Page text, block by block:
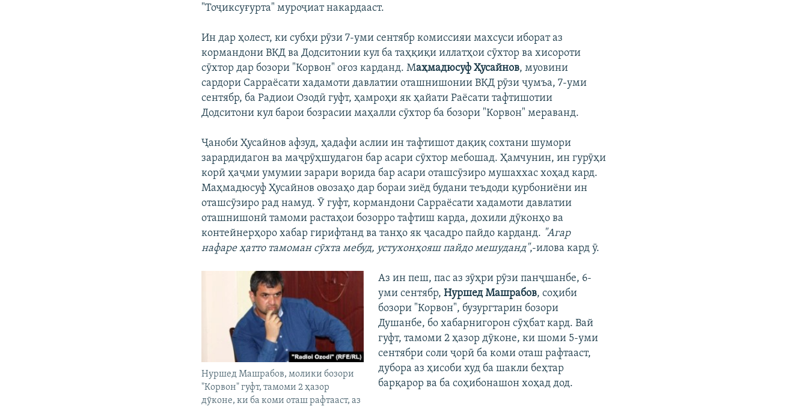
"Тоҷиксуғурта" муроҷиат накардааст.
Ин дар ҳолест, ки субҳи рӯзи 7-уми сентябр комиссияи махсуси иборат аз
кормандони ВКД ва Додситонии кул ба таҳқиқи иллатҳои сӯхтор ва хисороти
сӯхтор дар бозори "Корвон" оғоз карданд. Маҳмадюсуф Ҳусайнов, муовини
сардори Сарраёсати хадамоти давлатии оташнишонии ВКД рӯзи ҷумъа, 7-уми
сентябр, ба Радиои Озодӣ гуфт, ҳамроҳи як ҳайати Раёсати тафтишотии
Додситони кул барои бозрасии маҳалли сӯхтор ба бозори "Корвон" мераванд.
Ҷаноби Ҳусайнов афзуд, ҳадафи аслии ин тафтишот дақиқ сохтани шумори
зарардидагон ва маҷрӯҳшудагон бар асари сӯхтор мебошад. Ҳамчунин, ин гурӯҳи
корӣ ҳаҷми умумии зарари ворида бар асари оташсӯзиро мушаххас хоҳад кард.
Маҳмадюсуф Ҳусайнов овозаҳо дар бораи зиёд будани теъдоди қурбониёни ин
оташсӯзиро рад намуд. Ӯ гуфт, кормандони Сарраёсати хадамоти давлатии
оташнишонӣ тамоми растаҳои бозорро тафтиш карда, дохили дӯконҳо ва
контейнерҳоро хабар гирифтанд ва танҳо як ҷасадро пайдо карданд. "Агар
нафаре ҳатто тамоман сӯхта мебуд, устухонҳояш пайдо мешуданд",-илова кард ӯ.
Нуршед Машрабов, молики бозори
"Корвон" гуфт, тамоми 2 ҳазор
дӯконе, ки ба коми оташ рафтааст, аз
Аз ин пеш, пас аз зӯҳри рӯзи панҷшанбе, 6-
уми сентябр, Нуршед Машрабов, соҳиби
бозори "Корвон", бузургтарин бозори
Душанбе, бо хабарнигорон сӯҳбат кард. Вай
гуфт, тамоми 2 ҳазор дӯконе, ки шоми 5-уми
сентябри соли ҷорӣ ба коми оташ рафтааст,
дубора аз ҳисоби худ ба шакли беҳтар
барқарор ва ба соҳибонашон хоҳад дод.